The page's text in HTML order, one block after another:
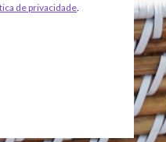
de privacidade